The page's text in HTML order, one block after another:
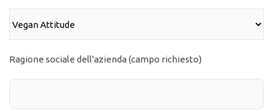
Ragione sociale dell'azienda (campo richiesto)